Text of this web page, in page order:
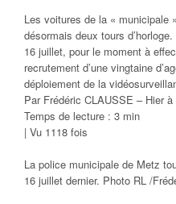
Les voitures de la « municipale
désormais deux tours
16 juillet, pour le moment à
recrutement d’une vingtaine
déploiement de la
Par Frédéric CLAUSSE – Hier
Temps de lecture : 3 min
| Vu 1118 fois
La police municipale de Metz
16 juillet dernier. Photo RL /